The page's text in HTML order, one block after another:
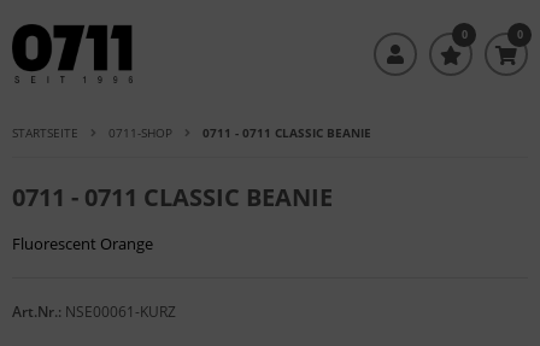
0 0
STARTSEITE 0711-SHOP 0711 - 0711 CLASSIC BEANIE
0711 - 0711 CLASSIC BEANIE
Fluorescent Orange
Art.Nr.: NSE00061-KURZ